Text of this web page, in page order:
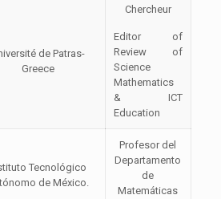
de Patras-
Greece
Chercheur
Editor of
Review of
Science
Mathematics
& ICT
Education
Tecnológico
de México.
Profesor del
Departamento
de
Matemáticas